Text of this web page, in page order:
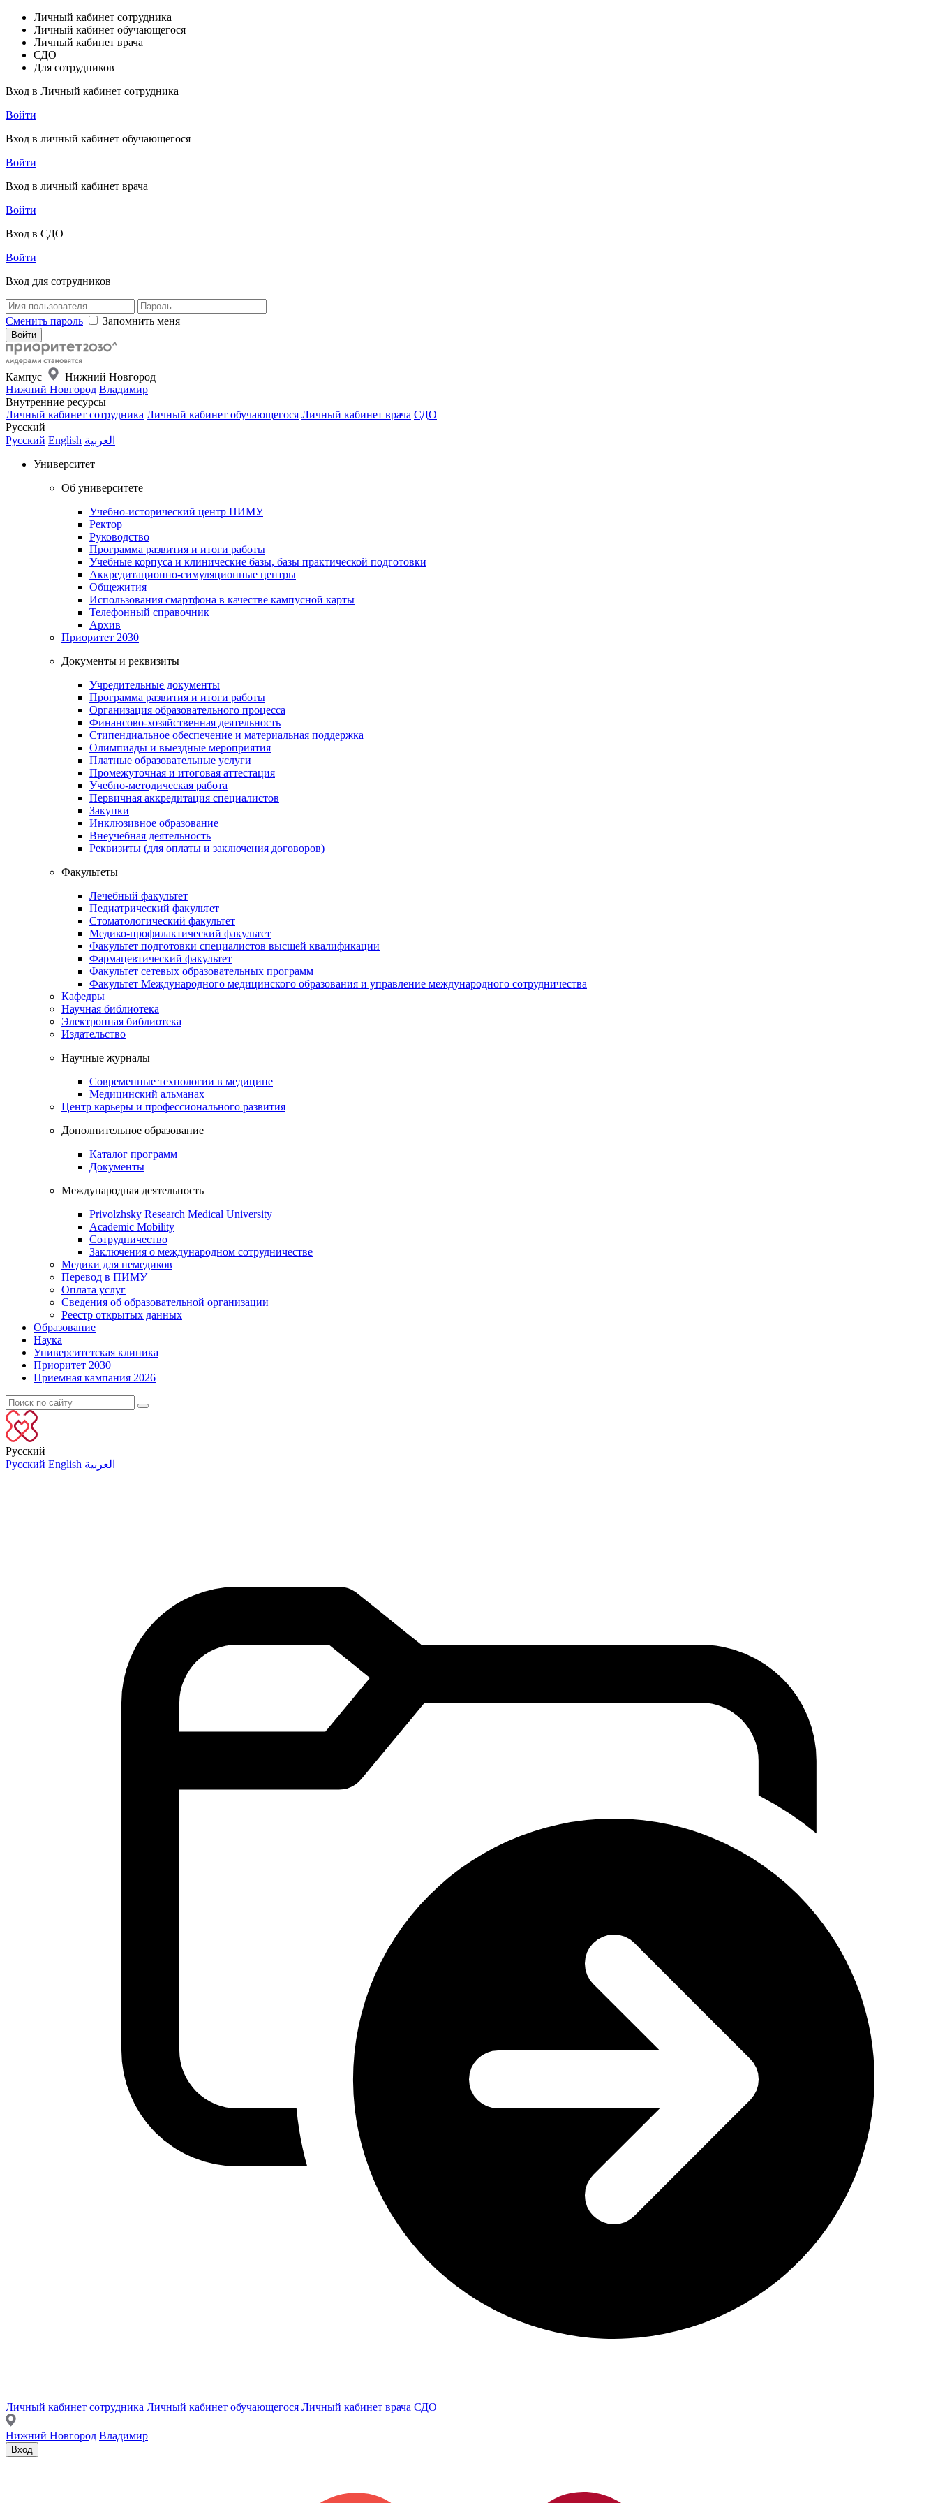
Личный кабинет сотрудника
Личный кабинет обучающегося
Личный кабинет врача
СДО
Для сотрудников
Вход в Личный кабинет сотрудника
Войти
Вход в личный кабинет обучающегося
Войти
Вход в личный кабинет врача
Войти
Вход в СДО
Войти
Вход для сотрудников
Сменить пароль Запомнить меня
Кампус
Нижний Новгород
Нижний Новгород Владимир
Внутренние ресурсы
Личный кабинет сотрудника Личный кабинет обучающегося Личный кабинет врача СДО
Русский
Русский English العربية
Университет
Об университете
Учебно-исторический центр ПИМУ
Ректор
Руководство
Программа развития и итоги работы
Учебные корпуса и клинические базы, базы практической подготовки
Аккредитационно-симуляционные центры
Общежития
Использования смартфона в качестве кампусной карты
Телефонный справочник
Архив
Приоритет 2030
Документы и реквизиты
Учредительные документы
Программа развития и итоги работы
Организация образовательного процесса
Финансово-хозяйственная деятельность
Стипендиальное обеспечение и материальная поддержка
Олимпиады и выездные мероприятия
Платные образовательные услуги
Промежуточная и итоговая аттестация
Учебно-методическая работа
Первичная аккредитация специалистов
Закупки
Инклюзивное образование
Внеучебная деятельность
Реквизиты (для оплаты и заключения договоров)
Факультеты
Лечебный факультет
Педиатрический факультет
Стоматологический факультет
Медико-профилактический факультет
Факультет подготовки специалистов высшей квалификации
Фармацевтический факультет
Факультет сетевых образовательных программ
Факультет Международного медицинского образования и управление международного сотрудничества
Кафедры
Научная библиотека
Электронная библиотека
Издательство
Научные журналы
Современные технологии в медицине
Медицинский альманах
Центр карьеры и профессионального развития
Дополнительное образование
Каталог программ
Документы
Международная деятельность
Privolzhsky Research Medical University
Academic Mobility
Сотрудничество
Заключения о международном сотрудничестве
Медики для немедиков
Перевод в ПИМУ
Оплата услуг
Сведения об образовательной организации
Реестр открытых данных
Образование
Наука
Университетская клиника
Приоритет 2030
Приемная кампания 2026
Русский
Русский English العربية
Личный кабинет сотрудника Личный кабинет обучающегося Личный кабинет врача СДО
Нижний Новгород Владимир
Вход